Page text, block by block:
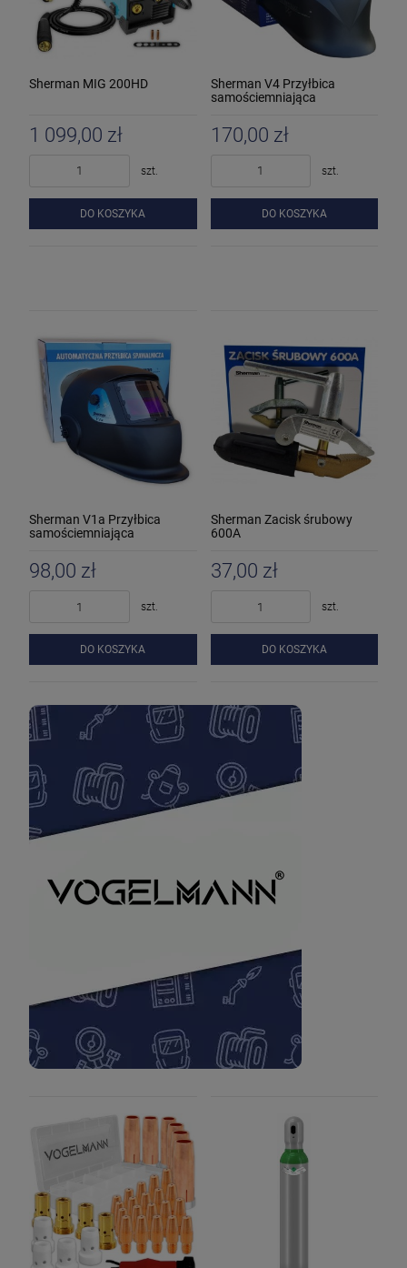
Sherman MIG 200HD
1 099,00 zł
szt.
DO KOSZYKA
Sherman V4 Przyłbica
samościemniająca
170,00 zł
szt.
DO KOSZYKA
Sherman V1a Przyłbica
samościemniająca
98,00 zł
szt.
DO KOSZYKA
Sherman Zacisk śrubowy
600A
37,00 zł
szt.
DO KOSZYKA